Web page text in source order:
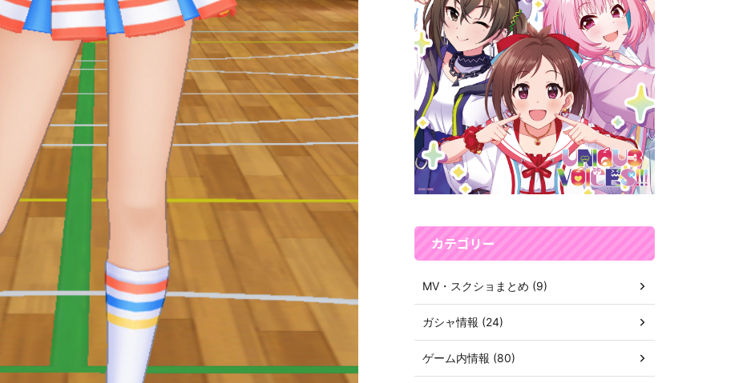
カテゴリー
MV・スクショまとめ (9)
ガシャ情報 (24)
ゲーム内情報 (80)